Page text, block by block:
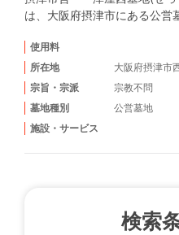
は、大阪府摂津市にある公営
使用料
所在地
大阪府摂津市
宗旨・宗派
宗教不問
墓地種別
公営墓地
施設・サービス
検索